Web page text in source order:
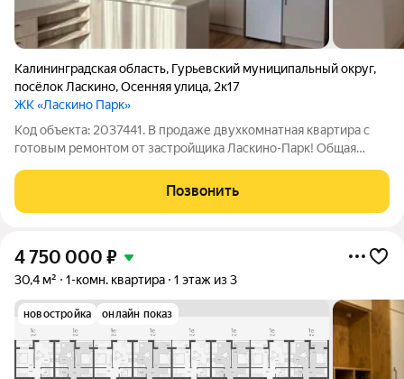
Калининградская область, Гурьевский муниципальный округ,
посёлок Ласкино,Осенняя улица, 2к17
ЖК «Ласкино Парк»
Код объекта: 2037441. В продаже двухкомнатная квартира с
готовым ремонтом от застройщика Ласкино-Парк! Общая
Военнная ипотека IT ипотека Готовый ремонт с мебелью и
Позвонить
4 750 000 ₽
30,4 м² 1-комн. квартира 1 этаж из 3
новостройка онлайн показ